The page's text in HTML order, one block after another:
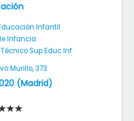
Infantil
Infancia.
Sup Educ Inf
Murillo, 373
(Madrid)